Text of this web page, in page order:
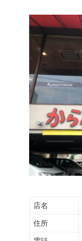
店名
住所